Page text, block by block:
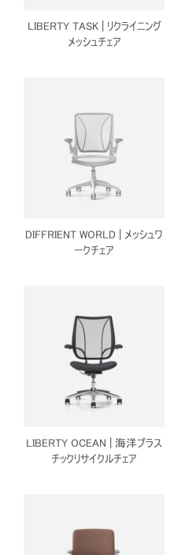
Select
Region
LIBERTY TASK | リクライニング
メッシュチェア
DIFFRIENT WORLD | メッシュワ
ークチェア
LIBERTY OCEAN | 海洋プラス
チックリサイクルチェア